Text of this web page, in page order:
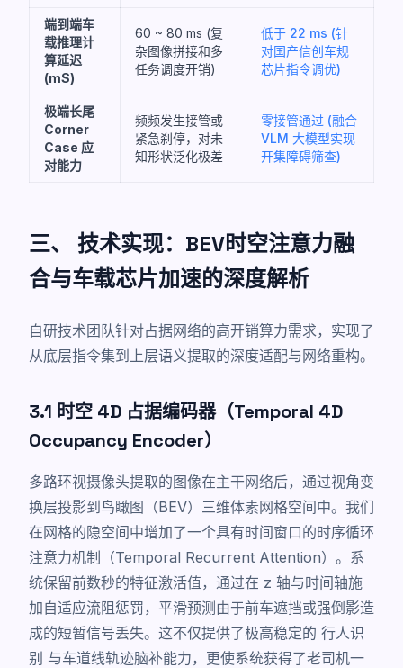
端到端车
载推理计
算延迟
(mS)
60 ~ 80 ms (复
杂图像拼接和多
任务调度开销)
低于 22 ms (针
对国产信创车规
芯片指令调优)
极端长尾
Corner
Case 应
对能力
频频发生接管或
紧急刹停，对未
知形状泛化极差
零接管通过 (融合
VLM 大模型实现
开集障碍筛查)
三、 技术实现：BEV时空注意力融
合与车载芯片加速的深度解析
自研技术团队针对占据网络的高开销算力需求，实现了
从底层指令集到上层语义提取的深度适配与网络重构。
3.1 时空 4D 占据编码器（Temporal 4D
Occupancy Encoder）
多路环视摄像头提取的图像在主干网络后，通过视角变
换层投影到鸟瞰图（BEV）三维体素网格空间中。我们
在网格的隐空间中增加了一个具有时间窗口的时序循环
注意力机制（Temporal Recurrent Attention）。系
统保留前数秒的特征激活值，通过在 z 轴与时间轴施
加自适应流阻惩罚，平滑预测由于前车遮挡或强倒影造
成的短暂信号丢失。这不仅提供了极高稳定的 行人识
别 与车道线轨迹脑补能力，更使系统获得了老司机一